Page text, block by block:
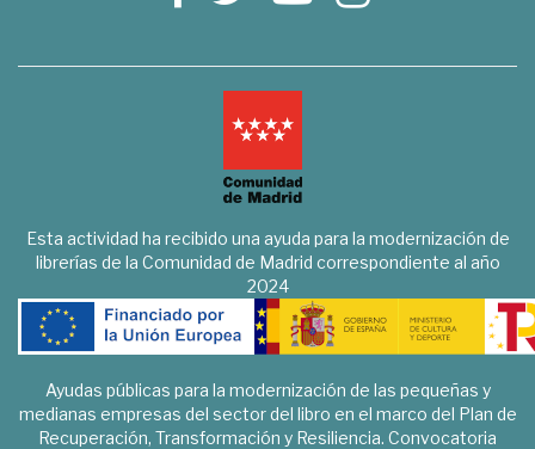
Esta actividad ha recibido una ayuda para la modernización de
librerías de la Comunidad de Madrid correspondiente al año
2024
Ayudas públicas para la modernización de las pequeñas y
medianas empresas del sector del libro en el marco del Plan de
Recuperación, Transformación y Resiliencia. Convocatoria